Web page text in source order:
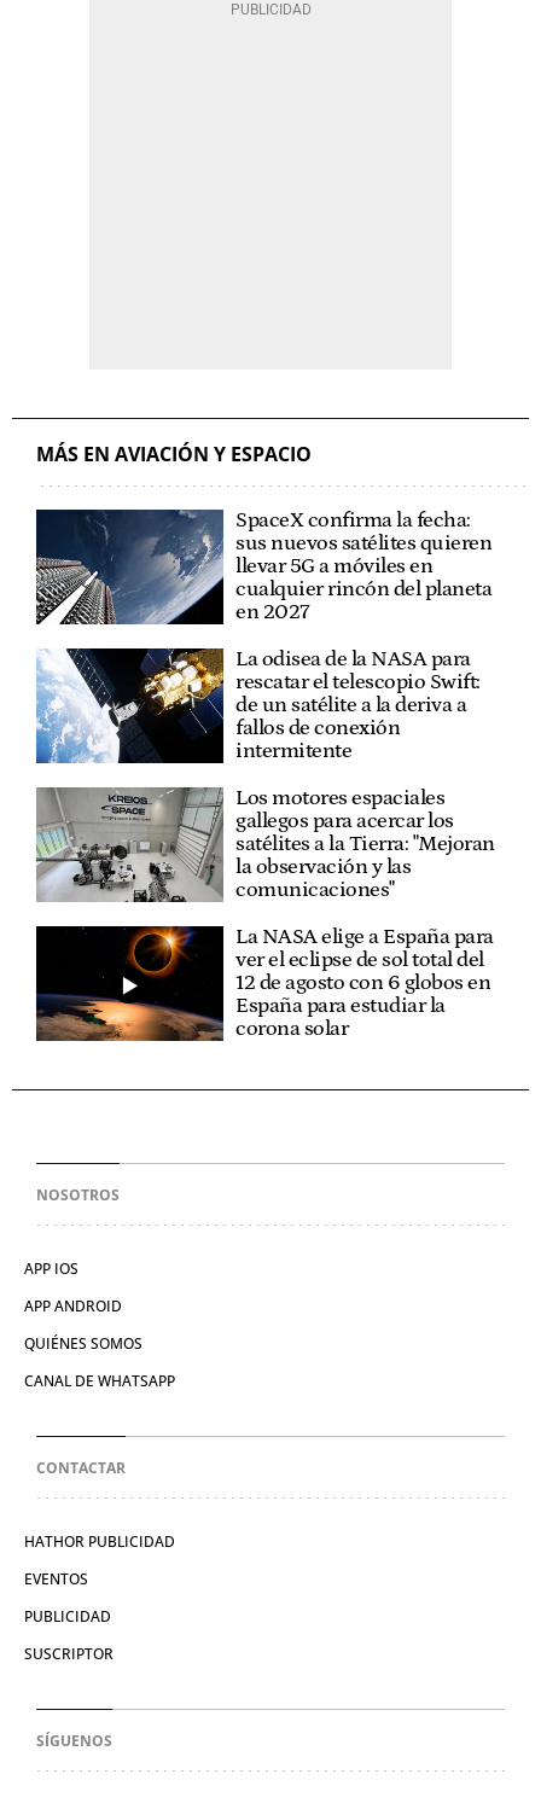
MÁS EN AVIACIÓN Y ESPACIO
SpaceX confirma la fecha:
sus nuevos satélites quieren
llevar 5G a móviles en
cualquier rincón del planeta
en 2027
La odisea de la NASA para
rescatar el telescopio Swift:
de un satélite a la deriva a
fallos de conexión
intermitente
Los motores espaciales
gallegos para acercar los
satélites a la Tierra: "Mejoran
la observación y las
comunicaciones"
La NASA elige a España para
ver el eclipse de sol total del
12 de agosto con 6 globos en
España para estudiar la
corona solar
NOSOTROS
APP IOS
APP ANDROID
QUIÉNES SOMOS
CANAL DE WHATSAPP
CONTACTAR
HATHOR PUBLICIDAD
EVENTOS
PUBLICIDAD
SUSCRIPTOR
SÍGUENOS